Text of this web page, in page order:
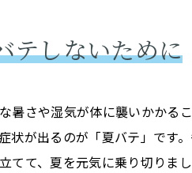
テしないために
暑さや湿気が体に襲いかかる
状が出るのが「夏バテ」です
て、夏を元気に乗り切りまし